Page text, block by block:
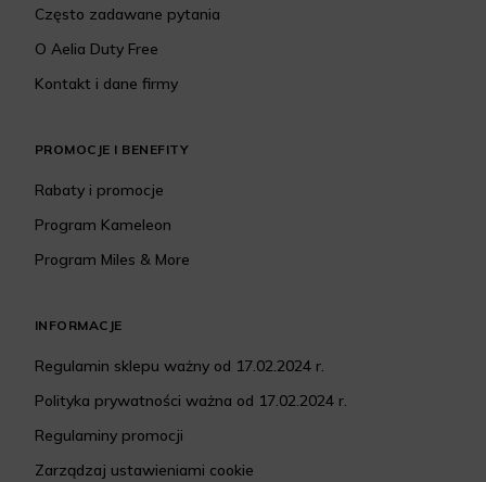
Często zadawane pytania
O Aelia Duty Free
Kontakt i dane firmy
PROMOCJE I BENEFITY
Rabaty i promocje
Program Kameleon
Program Miles & More
INFORMACJE
Regulamin sklepu ważny od 17.02.2024 r.
Polityka prywatności ważna od 17.02.2024 r.
Regulaminy promocji
Zarządzaj ustawieniami cookie